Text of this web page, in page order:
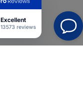
Excellent
13573 reviews